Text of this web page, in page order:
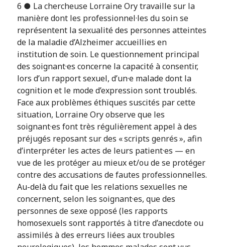
6 ● La chercheuse Lorraine Ory travaille sur la
manière dont les professionnel·les du soin se
représentent la sexualité des personnes atteintes
de la maladie d’Alzheimer accueillies en
institution de soin. Le questionnement principal
des soignant·es concerne la capacité à consentir,
lors d’un rapport sexuel, d’un·e malade dont la
cognition et le mode d’expression sont troublés.
Face aux problèmes éthiques suscités par cette
situation, Lorraine Ory observe que les
soignant·es font très régulièrement appel à des
préjugés reposant sur des « scripts genrés », afin
d’interpréter les actes de leurs patient·es — en
vue de les protéger au mieux et/ou de se protéger
contre des accusations de fautes professionnelles.
Au-delà du fait que les relations sexuelles ne
concernent, selon les soignant·es, que des
personnes de sexe opposé (les rapports
homosexuels sont rapportés à titre d’anecdote ou
assimilés à des erreurs liées aux troubles